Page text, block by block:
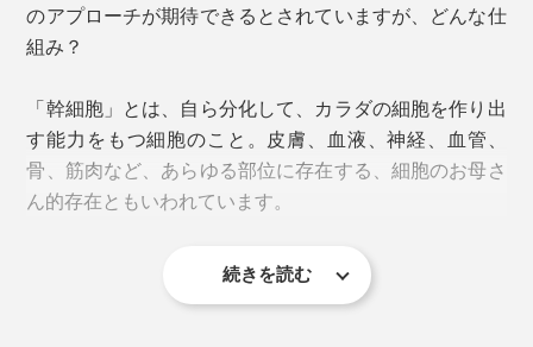
のアプローチが期待できるとされていますが、どんな仕
組み？
「幹細胞」とは、自ら分化して、カラダの細胞を作り出
す能力をもつ細胞のこと。皮膚、血液、神経、血管、
骨、筋肉など、あらゆる部位に存在する、細胞のお母さ
ん的存在ともいわれています。
続きを読む